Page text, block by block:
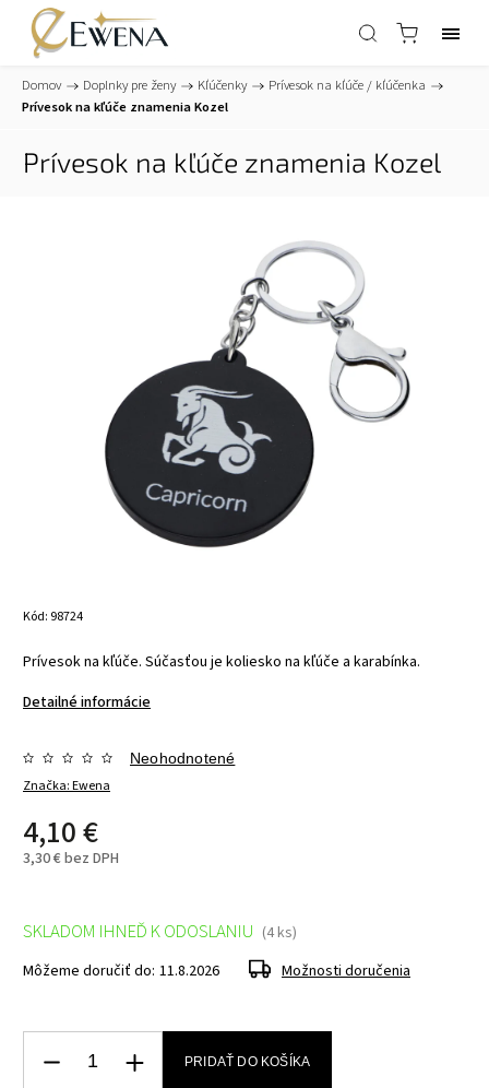
Domov / Doplnky pre ženy / Kľúčenky / Prívesok na kľúče / kľúčenka /
Prívesok na kľúče znamenia Kozel
Prívesok na kľúče znamenia Kozel
Kód: 98724
Prívesok na kľúče. Súčasťou je koliesko na kľúče a karabínka.
Detailné informácie
Značka:Ewena
Neohodnotené
4,10 €
3,30 € bez DPH
SKLADOM IHNEĎ K ODOSLANIU (4 ks)
Môžeme doručiť do: 11.8.2026 Možnosti doručenia
PRIDAŤ DO KOŠÍKA